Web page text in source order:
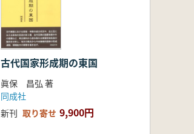
古代国家形成期の東国
眞保 昌弘 著
同成社
新刊 取り寄せ 9,900円